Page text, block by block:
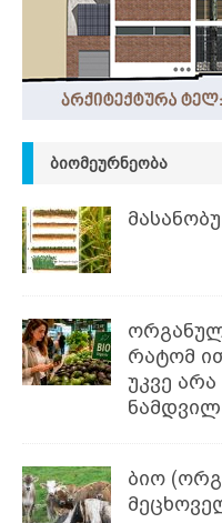
ᲑᲘᲝᲛᲔᲣᲠᲜᲔᲝᲑᲐ
რატომ
უკვე
ნამდვილ
ბიო